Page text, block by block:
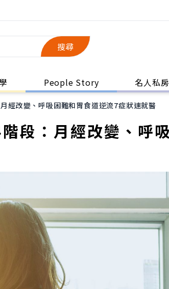
搜尋
People Story 名人私
經改變、呼吸困難和胃食道逆流7症狀速就醫
段：月經改變、呼